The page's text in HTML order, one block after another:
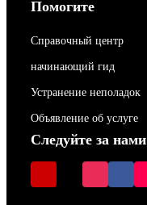
Помогите
Справочный центр
начинающий гид
Устранение неполадок
Объявление об услуге
Следуйте за нами